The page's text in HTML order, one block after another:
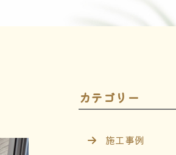
カテゴリー
施工事例